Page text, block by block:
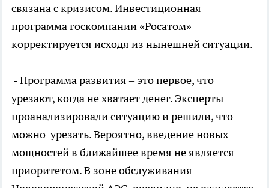
связана с кризисом. Инвестиционная
программа госкомпании «Росатом»
корректируется исходя из нынешней ситуации.
- Программа развития – это первое, что
урезают, когда не хватает денег. Эксперты
проанализировали ситуацию и решили, что
можно урезать. Вероятно, введение новых
мощностей в ближайшее время не является
приоритетом. В зоне обслуживания